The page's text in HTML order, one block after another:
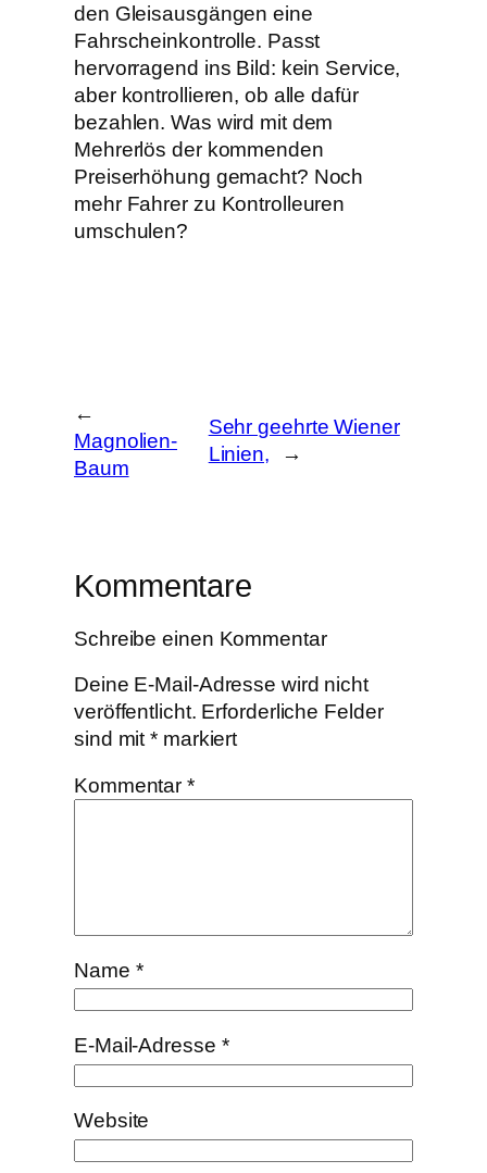
den Gleisausgängen eine
Fahrscheinkontrolle. Passt
hervorragend ins Bild: kein Service,
aber kontrollieren, ob alle dafür
bezahlen. Was wird mit dem
Mehrerlös der kommenden
Preiserhöhung gemacht? Noch
mehr Fahrer zu Kontrolleuren
umschulen?
←
Magnolien-
Baum
Sehr geehrte Wiener
Linien,
→
Kommentare
Schreibe einen Kommentar
Deine E-Mail-Adresse wird nicht
veröffentlicht. Erforderliche Felder
sind mit* markiert
Kommentar*
Name *
E-Mail-Adresse *
Website